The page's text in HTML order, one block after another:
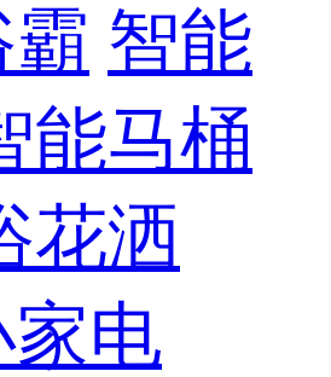
智能
能马桶
花洒
电